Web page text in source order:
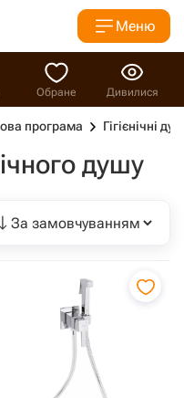
Меню
Обране Дивилися
програма Гігієнічні
душу